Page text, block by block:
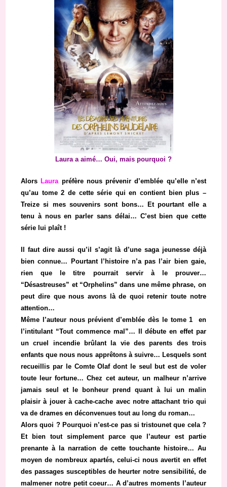
Laura a aimé… Oui, mais pourquoi ?
Alors Laurapréfère nous prévenir d’emblée qu’elle n’est
qu’au tome 2 de cette série qui en contient bien plus –
Treize si mes souvenirs sont bons… Et pourtant elle a
tenu à nous en parler sans délai… C’est bien que cette
série lui plaît !
Il faut dire aussi qu’il s’agit là d’une saga jeunesse déjà
bien connue… Pourtant l’histoire n’a pas l’air bien gaie,
rien que le titre pourrait servir à le prouver…
“Désastreuses” et “Orphelins” dans une même phrase, on
peut dire que nous avons là de quoi retenir toute notre
attention…
Même l’auteur nous prévient d’emblée dès le tome 1 en
l’intitulant “Tout commence mal”… Il débute en effet par
un cruel incendie brûlant la vie des parents des trois
enfants que nous nous apprêtons à suivre… Lesquels sont
recueillis par le Comte Olaf dont le seul but est de voler
toute leur fortune… Chez cet auteur, un malheur n’arrive
jamais seul et le bonheur prend quant à lui un malin
plaisir à jouer à cache-cache avec notre attachant trio qui
va de drames en déconvenues tout au long du roman…
Alors quoi ? Pourquoi n’est-ce pas si tristounet que cela ?
Et bien tout simplement parce que l’auteur est partie
prenante à la narration de cette touchante histoire… Au
moyen de nombreux apartés, celui-ci nous avertit en effet
des passages susceptibles de heurter notre sensibilité, de
malmener notre petit coeur… A d’autres moments l’auteur